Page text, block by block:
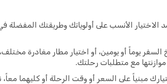
الأنسب على أولوياتك وطريقتك المفضلة
يوماً أو يومين، أو اختيار مطار مغادرة
مع متطلبات رحلتك.
مبنياً على السعر أو وقت الرحلة أو كليهما